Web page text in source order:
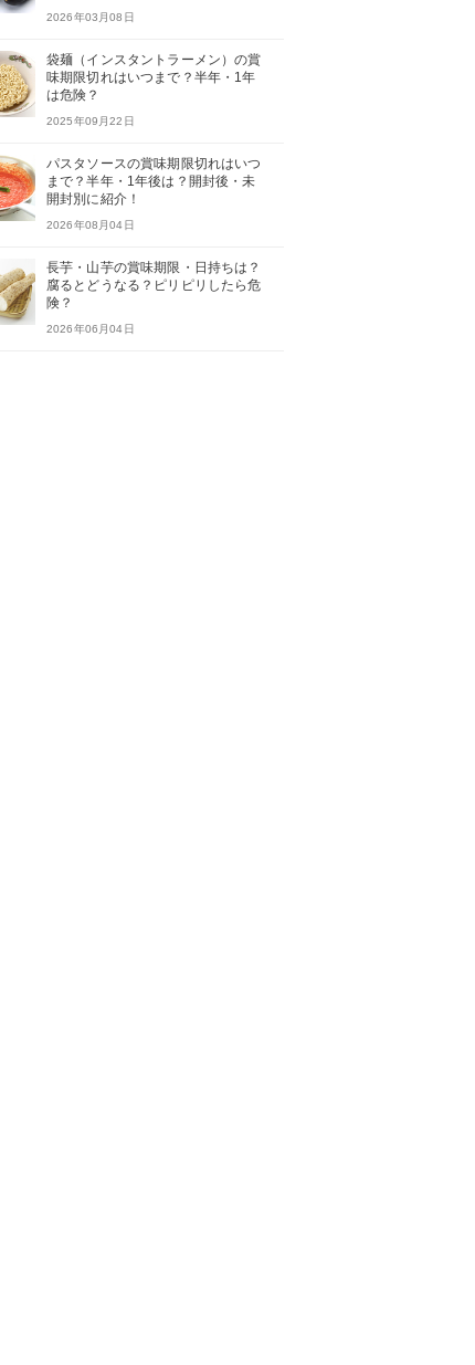
2026年03月08日
袋麺（インスタントラーメン）の賞
味期限切れはいつまで？半年・1年
は危険？
2025年09月22日
パスタソースの賞味期限切れはいつ
まで？半年・1年後は？開封後・未
開封別に紹介！
2026年08月04日
長芋・山芋の賞味期限・日持ちは？
腐るとどうなる？ピリピリしたら危
険？
2026年06月04日